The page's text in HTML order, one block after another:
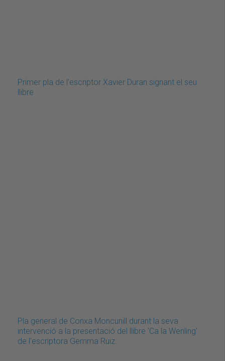
Primer pla de l'escriptor Xavier Duran signant el seu
llibre
Pla general de Conxa Moncunill durant la seva
intervenció a la presentació del llibre 'Ca la Wenling'
de l'escriptora Gemma Ruiz.